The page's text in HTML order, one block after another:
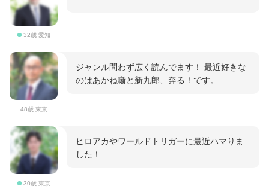
32歳 愛知
48歳 東京
ジャンル問わず広く読んでます！ 最近好きな
のはあかね噺と新九郎、奔る！です。
30歳 東京
ヒロアカやワールドトリガーに最近ハマりま
した！